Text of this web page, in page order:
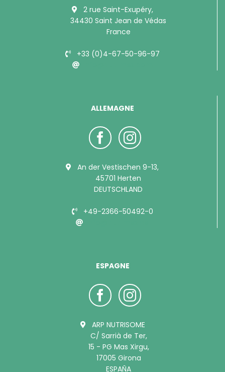
2 rue Saint-Exupéry,
34430 Saint Jean de Védas
France
+33 (0)4-67-50-96-97
ALLEMAGNE
An der Vestischen 9-13,
45701 Herten
DEUTSCHLAND
+49-2366-50492-0
ESPAGNE
ARP NUTRISOME
C/ Sarrià de Ter,
15 - PG Mas Xirgu,
17005 Girona
ESPAÑA